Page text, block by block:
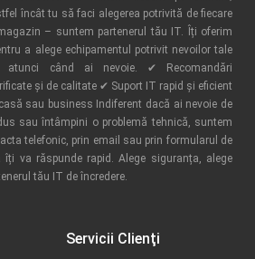
încât tu să faci alegerea potrivită de fiecare
– suntem partenerul tău IT. Îți oferim
a alege echipamentul potrivit nevoilor tale
când ai nevoie. ✔ Recomandări
și de calitate ✔ Suport IT rapid și eficient
sau business Indiferent dacă ai nevoie de
sau întâmpini o problemă tehnică, suntem
telefonic, prin email sau prin formularul de
va răspunde rapid. Alege siguranța, alege
tău IT de încredere.
Servicii Clienţi